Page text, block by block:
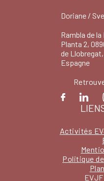
Doriane /
Rambla de
Planta 2,
de
Espagne
Activités
Politique